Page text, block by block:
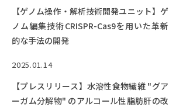
【ゲノム操作・解析技術開発ユニット】ゲ
ノム編集技術CRISPR-Cas9を用いた革新
的な手法の開発
2025.01.14
【プレスリリース】水溶性食物繊維 "グア
ーガム分解物" のアルコール性脂肪肝の改